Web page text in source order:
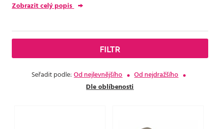
Zobrazit celý popis
FILTR
Seřadit podle:Od nejlevnějšího
Od nejdražšího
Dle oblíbenosti